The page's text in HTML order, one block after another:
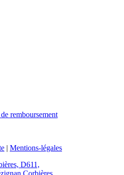
remboursement
| Mentions-légales
D611,
Corbières